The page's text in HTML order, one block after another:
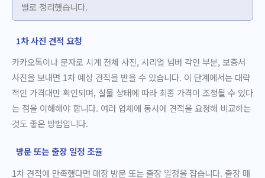
별로 정리했습니다.
1차 사진 견적 요청
카카오톡이나 문자로 시계 전체 사진, 시리얼 넘버 각인 부분, 보증서
사진을 보내면 1차 예상 견적을 받을 수 있습니다. 이 단계에서는 대략
적인 가격대만 확인되며, 실물 상태에 따라 최종 가격이 조정될 수 있다
는 점을 이해해야 합니다. 여러 업체에 동시에 견적을 요청해 비교하는
것도 좋은 방법입니다.
방문 또는 출장 일정 조율
1차 견적에 만족했다면 매장 방문 또는 출장 일정을 잡습니다. 출장 매